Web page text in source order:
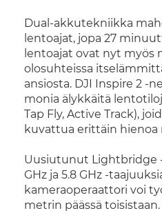
Dual-akkutekniikka
lentoajat, jopa 27
lentoajat ovat nyt myös
olosuhteissa
ansiosta. DJI Inspire 2 -
monia älykkäitä
Tap Fly, Active Track),
kuvattua erittäin hienoa
Uusiutunut Lightbridge
GHz ja 5.8 GHz -
kameraoperaattori voi
metrin päässä